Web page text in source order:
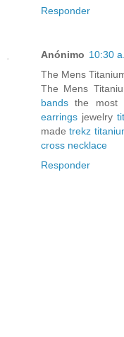
Responder
Anónimo 10:30
The Mens
The Mens
bands the most
earrings jewelry
madetrekz
cross necklace
Responder